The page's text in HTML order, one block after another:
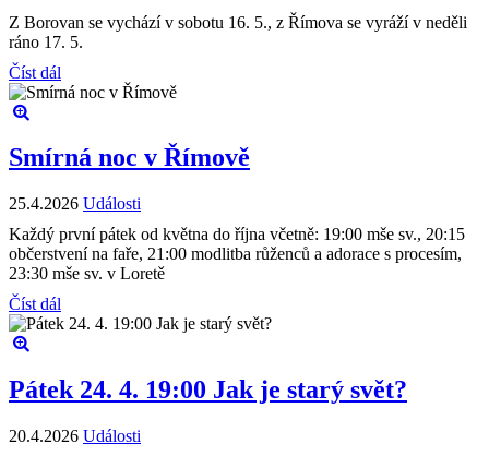
Z Borovan se vychází v sobotu 16. 5., z Římova se vyráží v neděli
ráno 17. 5.
Číst dál
Smírná noc v Římově
25.4.2026 Události
Každý první pátek od května do října včetně: 19:00 mše sv., 20:15
občerstvení na faře, 21:00 modlitba růženců a adorace s procesím,
23:30 mše sv. v Loretě
Číst dál
Pátek 24. 4. 19:00 Jak je starý svět?
20.4.2026 Události